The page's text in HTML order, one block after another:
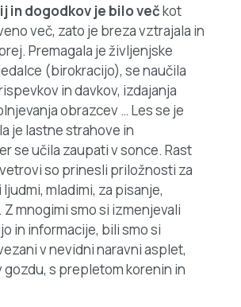
in dogodkov je bilo večkot
več, zato je breza vztrajala in
Premagala je življenjske
(birokracijo), se naučila
in davkov, izdajanja
obrazcev … Les se je
je lastne strahove in
se učila zaupati v sonce. Rast
so prinesli priložnosti za
mladimi, za pisanje,
mnogimi smo si izmenjevali
in informacije, bili smo si
v nevidni naravni asplet,
gozdu, s prepletom korenin in